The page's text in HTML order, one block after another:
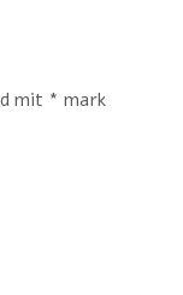
mit * mark